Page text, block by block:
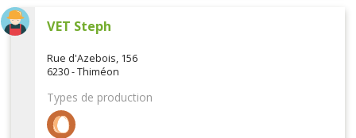
VET Steph
Rue d'Azebois, 156
6230 - Thiméon
Types de production